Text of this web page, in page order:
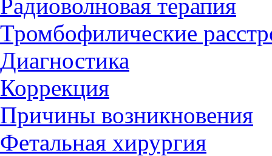
Радиоволновая терапия
Тромбофилические
Диагностика
Коррекция
Причины возникновения
Фетальная хирургия